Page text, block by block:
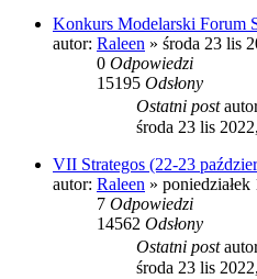
Konkurs Modelarski Forum
autor: Raleen » środa 23 lis
0 Odpowiedzi
15195 Odsłony
Ostatni post
środa 23 lis
VII Strategos (22-23
autor: Raleen »
7 Odpowiedzi
14562 Odsłony
Ostatni post
środa 23 lis